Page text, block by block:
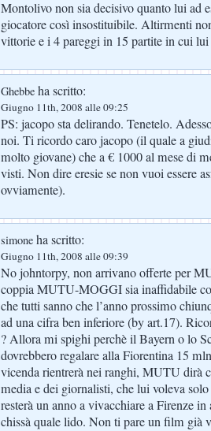
Montolivo non sia decisivo quanto lui ad
giocatore così insostituibile. Altirmenti
vittorie e i 4 pareggi in 15 partite in cui lui
Ghebbe ha scritto:
Giugno 11th, 2008 alle 09:25
PS: jacopo sta delirando. Tenetelo.
noi. Ti ricordo caro jacopo (il quale a
molto giovane) che a € 1000 al mese di
visti. Non dire eresie se non vuoi essere
ovviamente).
simone ha scritto:
Giugno 11th, 2008 alle 09:39
No johntorpy, non arrivano offerte per
coppia MUTU-MOGGI sia inaffidabile
che tutti sanno che l’anno prossimo
ad una cifra ben inferiore (by art.17).
? Allora mi spighi perchè il Bayern o lo
dovrebbero regalare alla Fiorentina 15
vicenda rientrerà nei ranghi, MUTU dirà
media e dei giornalisti, che lui voleva
resterà un anno a vivacchiare a Firenze
chissà quale lido. Non ti pare un film già